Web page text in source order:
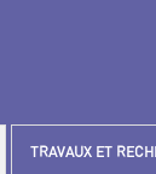
TRAVAUX ET